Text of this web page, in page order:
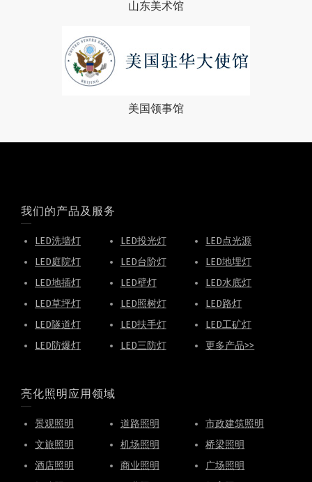
山东美术馆
美国领事馆
我们的产品及服务
LED洗墙灯 LED投光灯
LED点光源
LED庭院灯
LED台阶灯
LED地埋灯
LED地插灯
LED壁灯
LED水底灯
LED草坪灯
LED照树灯
LED路灯
LED隧道灯
LED扶手灯
LED工矿灯
LED防爆灯
LED三防灯 更多产品>>
亮化照明应用领域
景观照明 道路照明
市政建筑照明
文旅照明
机场照明
桥梁照明
酒店照明
商业照明
广场照明